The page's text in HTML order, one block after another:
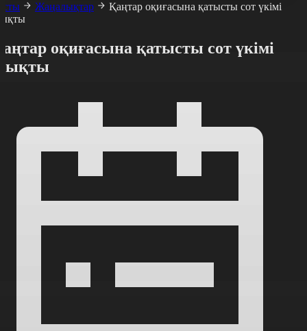
Жаңалықтар
Қаңтар оқиғасына қатысты сот үкімі
оқиғасына қатысты сот үкімі